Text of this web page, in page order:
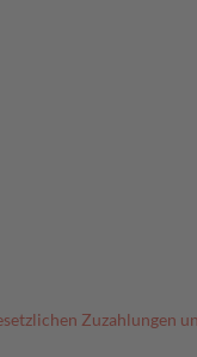
Zuzahlungen